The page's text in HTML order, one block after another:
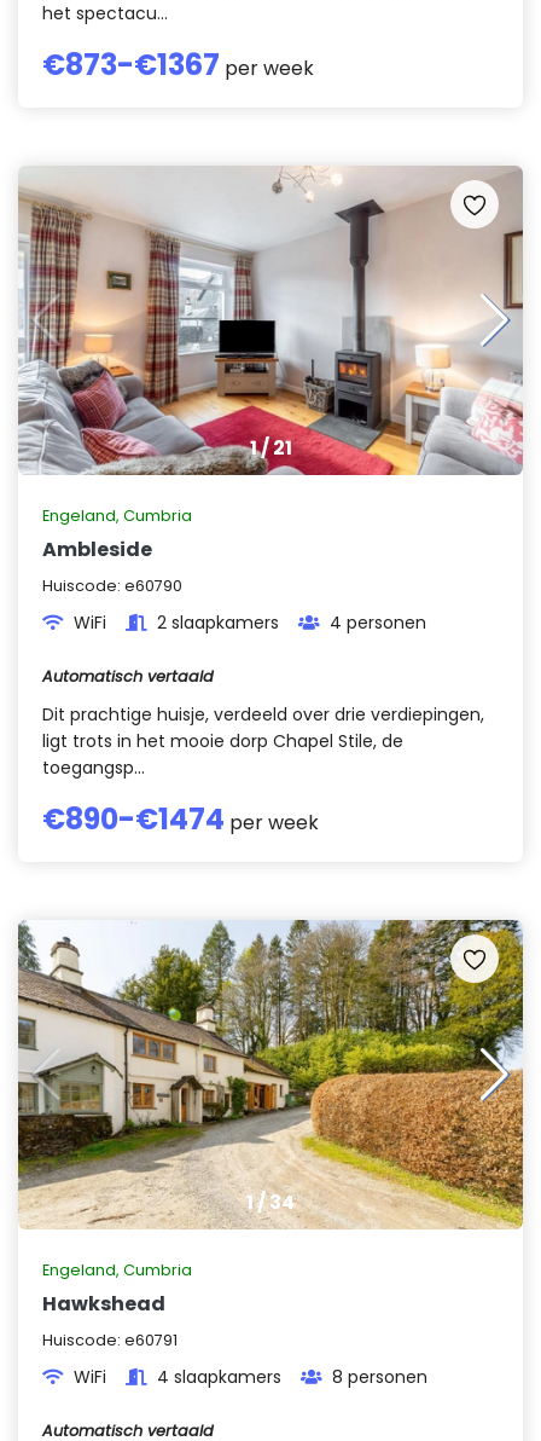
het spectacu...
€873-€1367 per week
1/21
Engeland, Cumbria
Ambleside
Huiscode: e60790
WiFi 2 slaapkamers 4 personen
Automatisch vertaald
Dit prachtige huisje, verdeeld over drie verdiepingen,
ligt trots in het mooie dorp Chapel Stile, de
toegangsp...
€890-€1474 per week
1/34
Engeland, Cumbria
Hawkshead
Huiscode: e60791
WiFi 4 slaapkamers 8 personen
Automatisch vertaald